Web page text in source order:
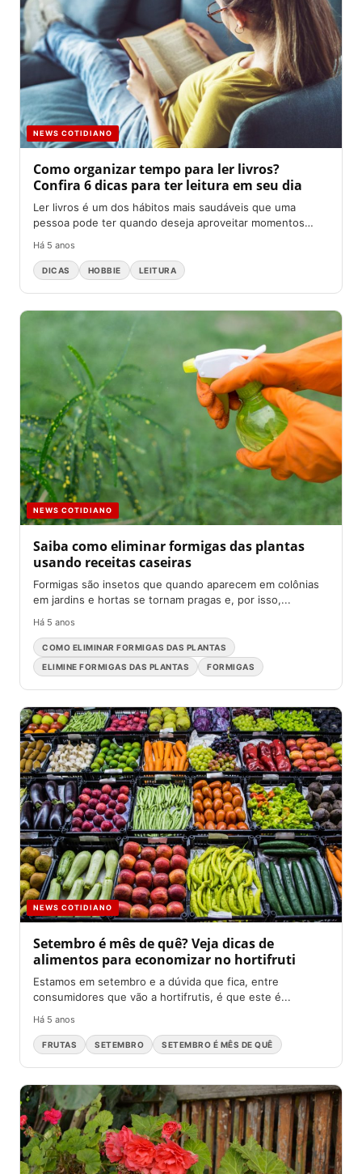
NEWS COTIDIANO
Como organizar tempo para ler livros?
Confira 6 dicas para ter leitura em seu dia
Ler livros é um dos hábitos mais saudáveis que uma
pessoa pode ter quando deseja aproveitar momentos
Há 5 anos
DICAS HOBBIE LEITURA
NEWS COTIDIANO
Saiba como eliminar formigas das plantas
usando receitas caseiras
Formigas são insetos que quando aparecem em colônias
em jardins e hortas se tornam pragas e, por isso,...
Há 5 anos
COMO ELIMINAR FORMIGAS DAS PLANTAS
ELIMINE FORMIGAS DAS PLANTAS
FORMIGAS
NEWS COTIDIANO
Setembro é mês de quê? Veja dicas de
alimentos para economizar no hortifruti
Estamos em setembro e a dúvida que fica, entre
consumidores que vão a hortifrutis, é que este é...
Há 5 anos
FRUTAS SETEMBRO SETEMBRO É MÊS DE QUÊ